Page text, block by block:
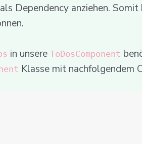
Dependency anziehen. Somit
in unsere ToDosComponent
Klasse mit nachfolgendem